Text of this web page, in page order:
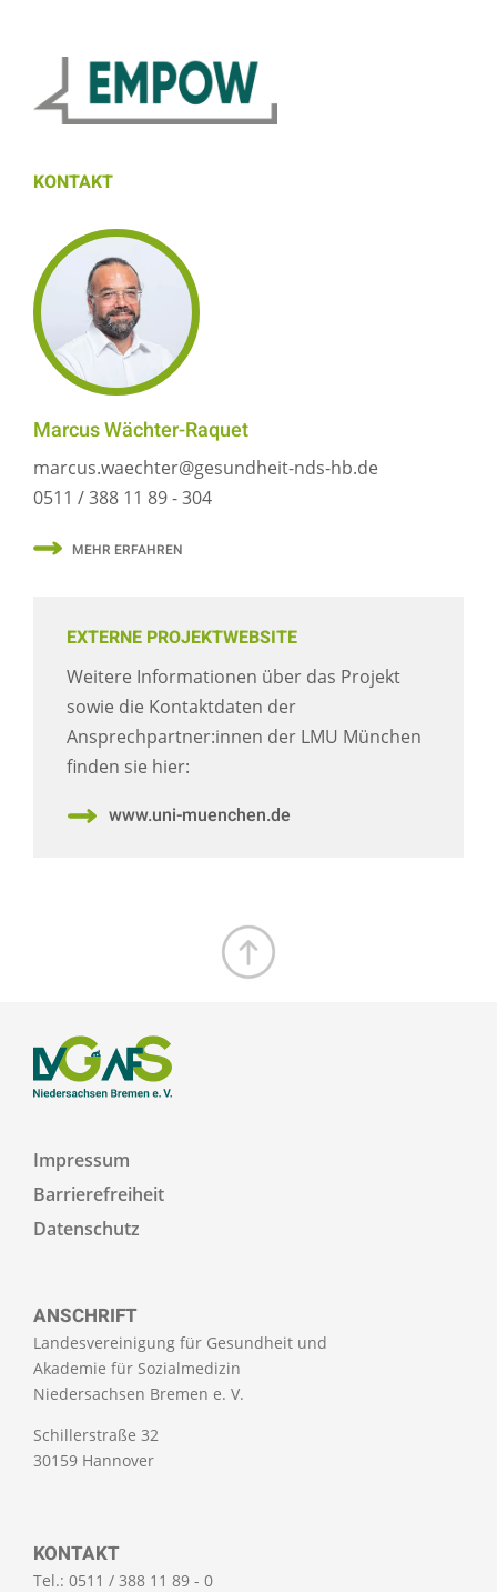
KONTAKT
Marcus Wächter-Raquet
marcus.waechter@gesundheit-nds-hb.de
0511 / 388 11 89 - 304
MEHR ERFAHREN
EXTERNE PROJEKTWEBSITE
Weitere Informationen über das Projekt
sowie die Kontaktdaten der
Ansprechpartner:innen der LMU München
finden sie hier:
www.uni-muenchen.de
ANSCHRIFT
Landesvereinigung für Gesundheit und
Akademie für Sozialmedizin
Niedersachsen Bremen e. V.
Schillerstraße 32
30159 Hannover
KONTAKT
Tel.: 0511 / 388 11 89 - 0
Impressum
Barrierefreiheit
Datenschutz